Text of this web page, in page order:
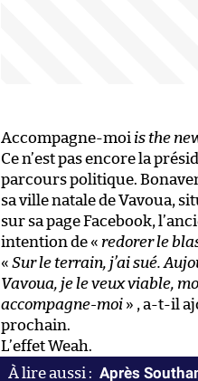
Accompagne-moi is the
Ce n’est pas encore la
parcours politique.
sa ville natale de Vavoua,
sur sa page Facebook,
intention de « redorer le
« Sur le terrain, j’ai sué.
Vavoua, je le veux viable,
accompagne-moi » , a-t-il
prochain.
L’effet Weah.
Après